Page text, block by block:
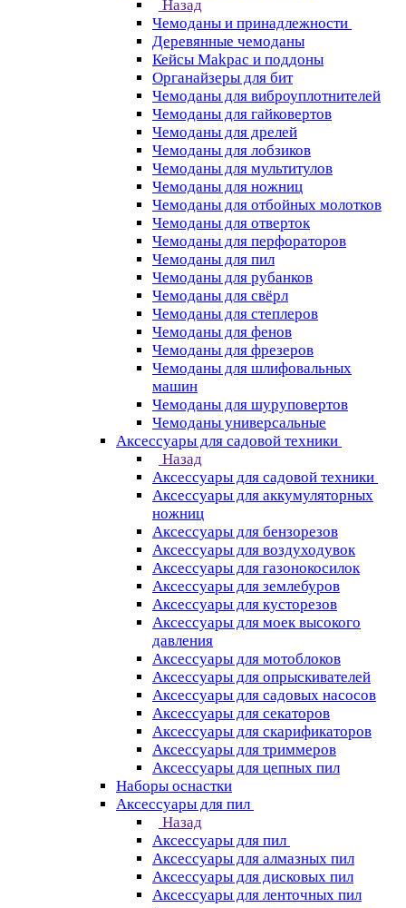
Назад
Чемоданы и принадлежности
Деревянные чемоданы
Кейсы Makpac и поддоны
Органайзеры для бит
Чемоданы для виброуплотнителей
Чемоданы для гайковертов
Чемоданы для дрелей
Чемоданы для лобзиков
Чемоданы для мультитулов
Чемоданы для ножниц
Чемоданы для отбойных молотков
Чемоданы для отверток
Чемоданы для перфораторов
Чемоданы для пил
Чемоданы для рубанков
Чемоданы для свёрл
Чемоданы для степлеров
Чемоданы для фенов
Чемоданы для фрезеров
Чемоданы для шлифовальных
машин
Чемоданы для шуруповертов
Чемоданы универсальные
Аксессуары для садовой техники
Назад
Аксессуары для садовой техники
Аксессуары для аккумуляторных
ножниц
Аксессуары для бензорезов
Аксессуары для воздуходувок
Аксессуары для газонокосилок
Аксессуары для землебуров
Аксессуары для кусторезов
Аксессуары для моек высокого
давления
Аксессуары для мотоблоков
Аксессуары для опрыскивателей
Аксессуары для садовых насосов
Аксессуары для секаторов
Аксессуары для скарификаторов
Аксессуары для триммеров
Аксессуары для цепных пил
Наборы оснастки
Аксессуары для пил
Назад
Аксессуары для пил
Аксессуары для алмазных пил
Аксессуары для дисковых пил
Аксессуары для ленточных пил